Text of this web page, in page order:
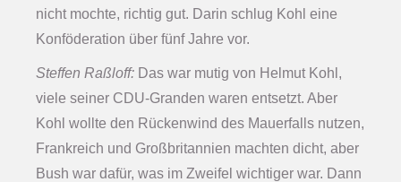
nicht mochte, richtig gut. Darin schlug Kohl eine
Konföderation über fünf Jahre vor.
Steffen Raßloff: Das war mutig von Helmut Kohl,
viele seiner CDU-Granden waren entsetzt. Aber
Kohl wollte den Rückenwind des Mauerfalls nutzen,
Frankreich und Großbritannien machten dicht, aber
Bush war dafür, was im Zweifel wichtiger war. Dann